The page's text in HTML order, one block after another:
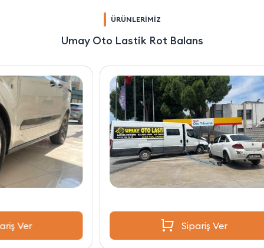
ÜRÜNLERİMİZ
Umay Oto Lastik Rot Balans
Sipariş Ver